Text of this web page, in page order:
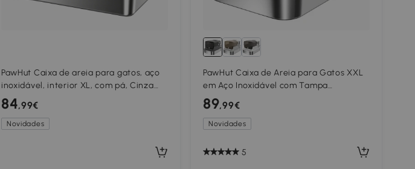
PawHut Caixa de areia para gatos, aço
inoxidável, interior XL, com pá, Cinza
claro
84,99€
Novidades
PawHut Caixa de Areia para Gatos XXL
em Aço Inoxidável com Tampa
Basculante, Laterais Altas, Entrada
Superior, Pá, Preto
89,99€
Novidades
5